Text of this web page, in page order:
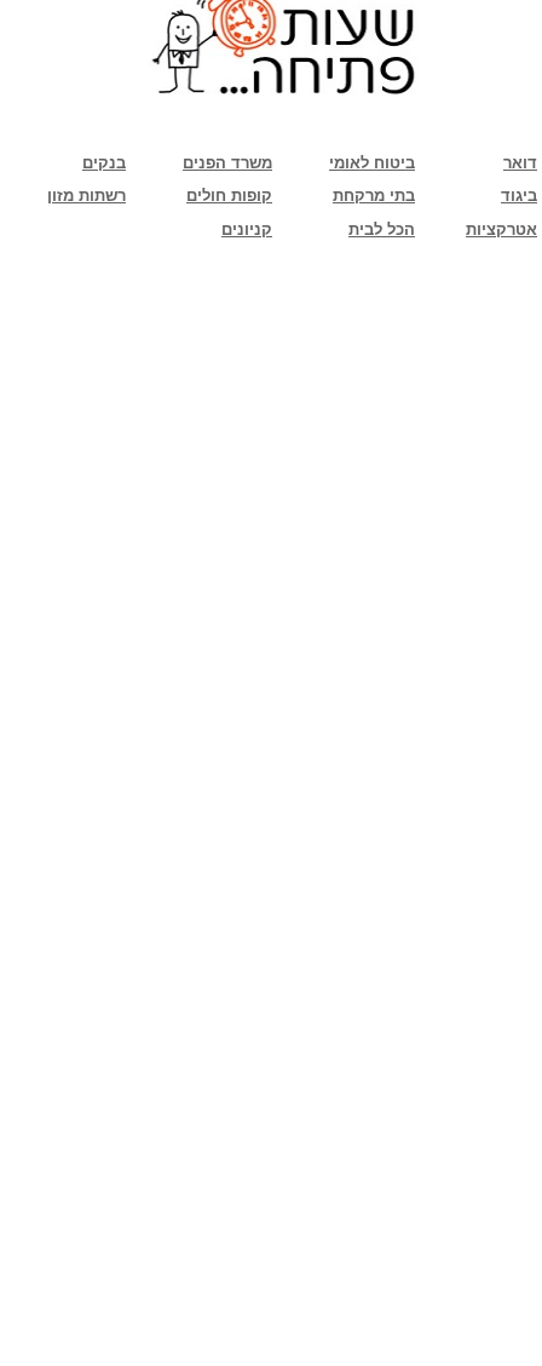
בנקים משרד הפנים ביטוח לאומי
דואר
רשתות מזון
קופות חולים בתי מרקחת
ביגוד
קניונים
הכל לבית אטרקציות